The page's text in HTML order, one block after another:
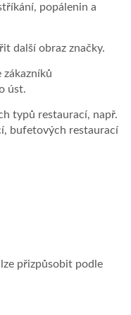
popálenin a
další obraz značky.
úst.
typů restaurací, např.
bufetových restaurací
přizpůsobit podle